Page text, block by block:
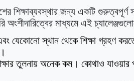
শিক্ষাব্যবস্থার জন্য একটি গুরুত্বপূর্ণ
অংশীদারিত্বের মাধ্যমে এই
যেকোনো স্থান থেকে শিক্ষা গ্রহণ
তুলনায় অনেক কম। কোথাও